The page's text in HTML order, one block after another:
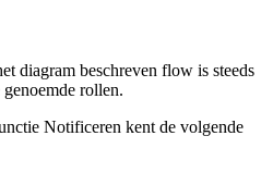
diagram beschreven flow is steeds
rollen.
Notificeren kent de volgende